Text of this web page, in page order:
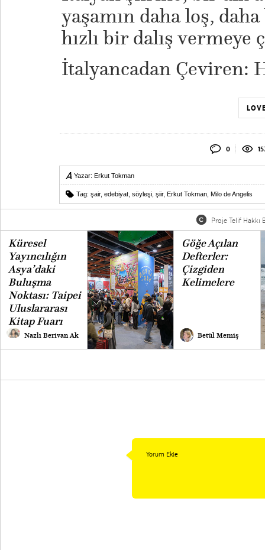
yaşamın daha loş,
hızlı bir dalış vermeye
İtalyancadan Çeviren:
0
Yazar: Erkut Tokman
Tag: şair, edebiyat söyleşi şiir, Erkut Tokman Milo de Angelis
Proje Telif Hakkı
Küresel
Yayıncılığın
Asya’daki
Buluşma
Noktası: Taipei
Uluslararası
Kitap Fuarı
Nazlı Berivan Ak
Göğe Açılan
Defterler:
Çizgiden
Kelimelere
Betül Memiş